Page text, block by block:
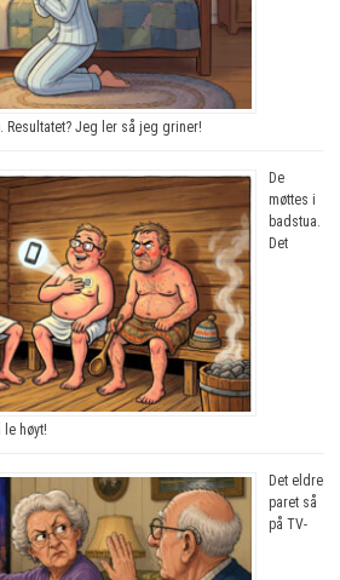
Resultatet? Jeg ler så jeg griner!
De
møttes i
badstua.
Det
høyt!
Det eldre
paret så
på TV-